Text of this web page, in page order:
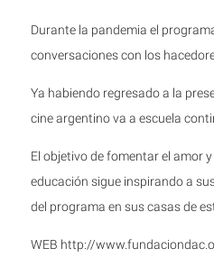
Durante la pandemia el
conversaciones con los
Ya habiendo regresado a la
cine argentino va a escuela
El objetivo de fomentar el amor
educación sigue inspirando a
del programa en sus casas de
WEB http://